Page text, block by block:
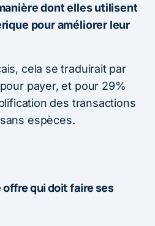
dont elles utilisent
pour améliorer leur
cela se traduirait par
payer, et pour 29%
des transactions
espèces.
offre qui doit faire ses